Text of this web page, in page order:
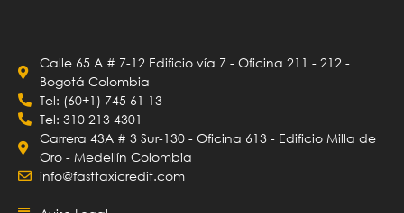
Calle 65 A # 7-12 Edificio vía 7 - Oficina 211 - 212 -
Bogotá Colombia
Tel: (60+1) 745 61 13
Tel: 310 213 4301
Carrera 43A # 3 Sur-130 - Oficina 613 - Edificio Milla de
Oro - Medellín Colombia
info@fasttaxicredit.com